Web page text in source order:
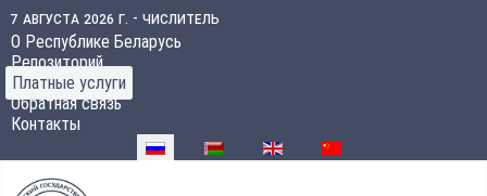
7 августа 2026 г. - числитель
О Республике Беларусь
Репозиторий
Платные услуги
Обратная связь
Контакты
Выберите язык